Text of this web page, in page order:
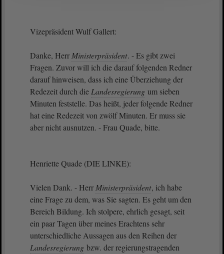
Vizepräsident Wulf Gallert:
Danke, Herr Ministerpräsident. - Es gibt zwei
Fragen. Zuvor will ich die darauf folgenden Redner
darauf hinweisen, dass ich eine Überziehung der
Redezeit durch die Landesregierung um sieben
Minuten feststelle. Das heißt, jeder folgende Redner
hat eine Redezeit von zwölf Minuten. Er muss sie
aber nicht ausnutzen. - Frau Quade, bitte.
Henriette Quade (DIE LINKE):
Vielen Dank. - Herr Ministerpräsident, ich habe
eine Frage zu dem, was Sie sagten. Es geht um den
Bereich Bildung. Ich stolpere, ehrlich gesagt, seit
ein paar Tagen über meines Erachtens sehr
unterschiedliche Aussagen aus den Reihen der
Landesregierung bzw. der regierungstragenden